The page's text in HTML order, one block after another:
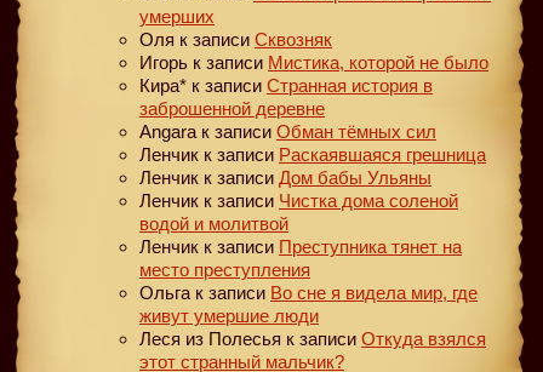
умерших
Оля к записи Сквозняк
Игорь к записи Мистика, которой не было
Кира* к записи Странная история в
заброшенной деревне
Angara к записи Обман тёмных сил
Ленчик к записи Раскаявшаяся грешница
Ленчик к записи Дом бабы Ульяны
Ленчик к записи Чистка дома соленой
водой и молитвой
Ленчик к записи Преступника тянет на
место преступления
Ольга к записи Во сне я видела мир, где
живут умершие люди
Леся из Полесья к записи Откуда взялся
этот странный мальчик?